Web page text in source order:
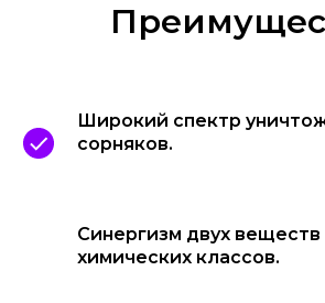
Широкий спектр
сорняков.
Синергизм двух
химических классов.